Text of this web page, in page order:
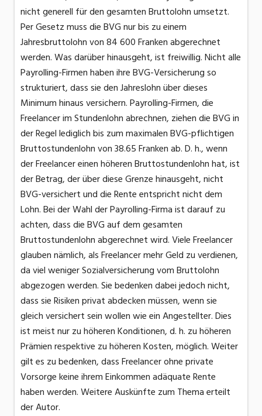
nicht generell für den gesamten Bruttolohn umsetzt.
Per Gesetz muss die BVG nur bis zu einem
Jahresbruttolohn von 84 600 Franken abgerechnet
werden. Was darüber hinausgeht, ist freiwillig. Nicht alle
Payrolling-Firmen haben ihre BVG-Versicherung so
strukturiert, dass sie den Jahreslohn über dieses
Minimum hinaus versichern. Payrolling-Firmen, die
Freelancer im Stundenlohn abrechnen, ziehen die BVG in
der Regel lediglich bis zum maximalen BVG-pflichtigen
Bruttostundenlohn von 38.65 Franken ab. D. h., wenn
der Freelancer einen höheren Bruttostundenlohn hat, ist
der Betrag, der über diese Grenze hinausgeht, nicht
BVG-versichert und die Rente entspricht nicht dem
Lohn. Bei der Wahl der Payrolling-Firma ist darauf zu
achten, dass die BVG auf dem gesamten
Bruttostundenlohn abgerechnet wird. Viele Freelancer
glauben nämlich, als Freelancer mehr Geld zu verdienen,
da viel weniger Sozialversicherung vom Bruttolohn
abgezogen werden. Sie bedenken dabei jedoch nicht,
dass sie Risiken privat abdecken müssen, wenn sie
gleich versichert sein wollen wie ein Angestellter. Dies
ist meist nur zu höheren Konditionen, d. h. zu höheren
Prämien respektive zu höheren Kosten, möglich. Weiter
gilt es zu bedenken, dass Freelancer ohne private
Vorsorge keine ihrem Einkommen adäquate Rente
haben werden. Weitere Auskünfte zum Thema erteilt
der Autor.